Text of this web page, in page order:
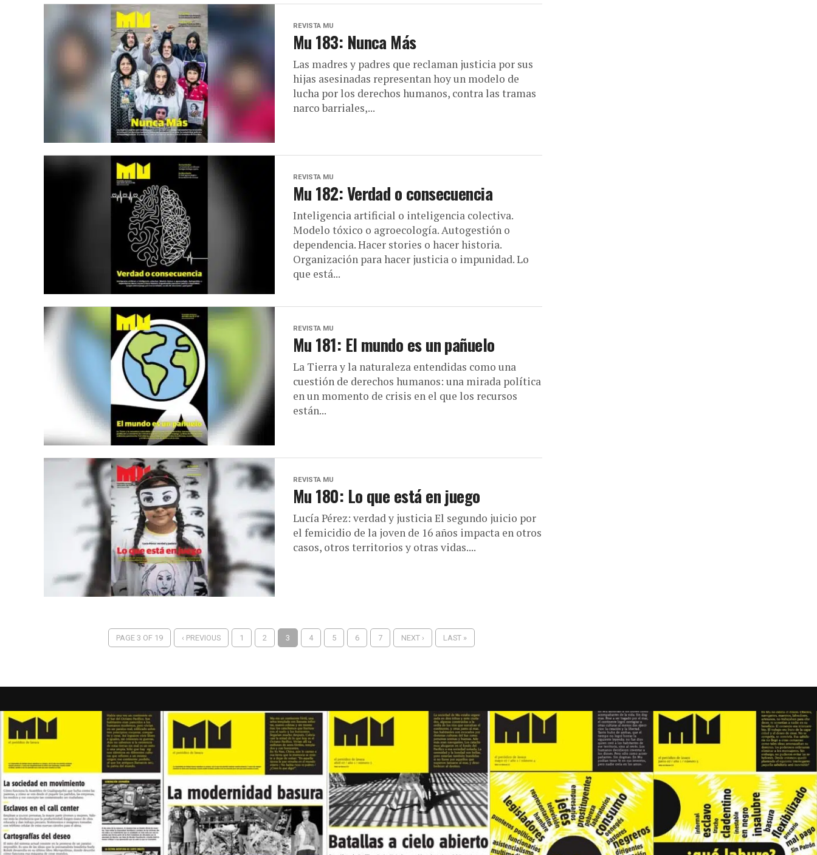
REVISTA MU
Mu 183: Nunca Más
Las madres y padres que reclaman justicia por sus
hijas asesinadas representan hoy un modelo de
lucha por los derechos humanos, contra las tramas
narco barriales,...
REVISTA MU
Mu 182: Verdad o consecuencia
Inteligencia artificial o inteligencia colectiva.
Modelo tóxico o agroecología. Autogestión o
dependencia. Hacer stories o hacer historia.
Organización para hacer justicia o impunidad. Lo
que está...
REVISTA MU
Mu 181: El mundo es un pañuelo
La Tierra y la naturaleza entendidas como una
cuestión de derechos humanos: una mirada política
en un momento de crisis en el que los recursos
están...
REVISTA MU
Mu 180: Lo que está en juego
Lucía Pérez: verdad y justicia El segundo juicio por
el femicidio de la joven de 16 años impacta en otros
casos, otros territorios y otras vidas....
PAGE 3 OF 19 ‹ PREVIOUS 1 2 3 4 5 6 7 NEXT › LAST »